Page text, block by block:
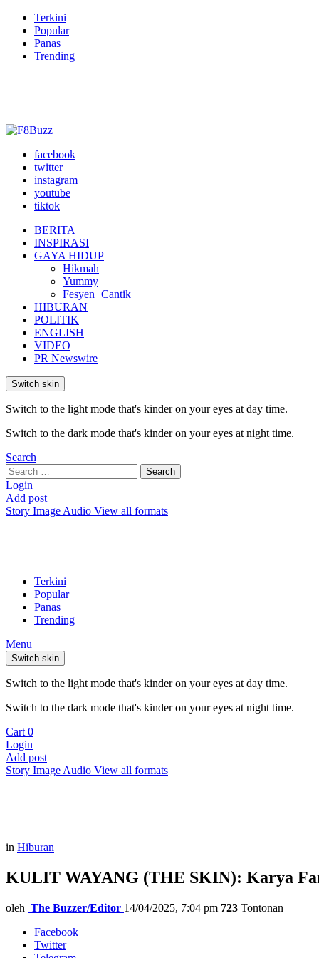
Terkini
Popular
Panas
Trending
facebook
twitter
instagram
youtube
tiktok
BERITA
INSPIRASI
GAYA HIDUP
Hikmah
Yummy
Fesyen+Cantik
HIBURAN
POLITIK
ENGLISH
VIDEO
PR Newswire
Switch skin
Switch to the light mode that's kinder on your eyes at day time.
Switch to the dark mode that's kinder on your eyes at night time.
Search
Search
for:
Search
Login
Add post
Story Image Audio View all formats
Terkini
Popular
Panas
Trending
Menu
Switch skin
Switch to the light mode that's kinder on your eyes at day time.
Switch to the dark mode that's kinder on your eyes at night time.
Cart 0
Login
Add post
Story Image Audio View all formats
in Hiburan
KULIT WAYANG (THE SKIN): Karya
oleh The Buzzer/Editor 14/04/2025, 7:04 pm 723 Tontonan
Facebook
Twitter